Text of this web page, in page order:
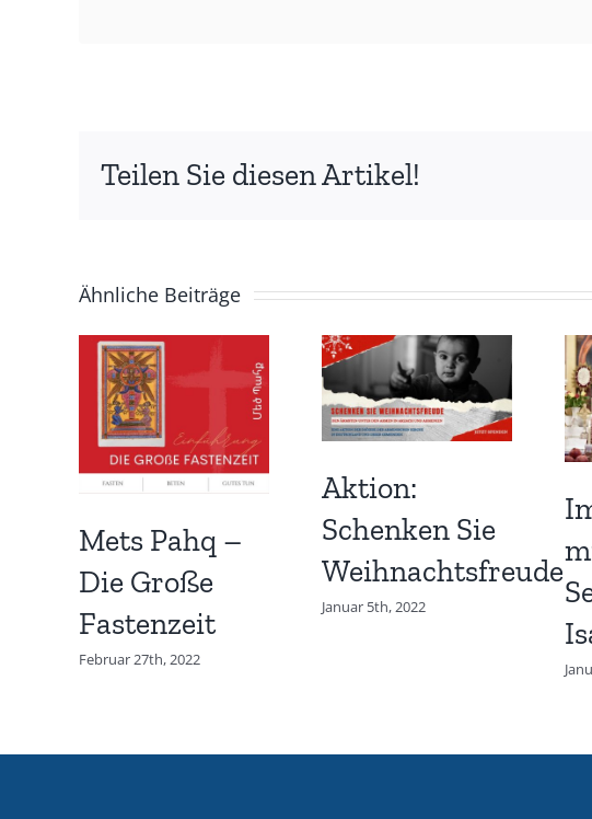
Teilen Sie diesen Artikel!
Ähnliche Beiträge
Mets Pahq –
Die Große
Fastenzeit
Februar 27th, 2022
Aktion:
Schenken Sie
Weihnachtsfreude
Januar 5th, 2022